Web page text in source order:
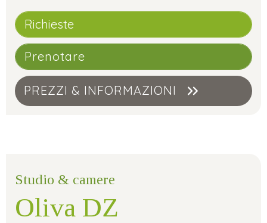
Richieste
Prenotare
PREZZI & INFORMAZIONI
Studio & camere
Oliva DZ